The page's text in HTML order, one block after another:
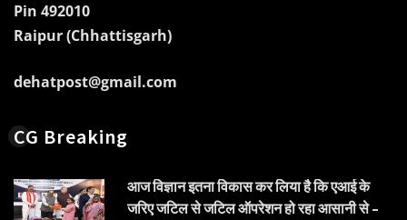
Pin 492010
Raipur (Chhattisgarh)
dehatpost@gmail.com
CG Breaking
आज विज्ञान इतना विकास कर लिया है कि एआई के
जरिए जटिल से जटिल ऑपरेशन हो रहा आसानी से –